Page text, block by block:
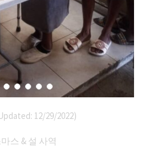
12/29/2022)
스 & 설 사역